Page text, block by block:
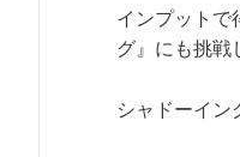
インプットで
グ』にも挑戦
シャドーイン